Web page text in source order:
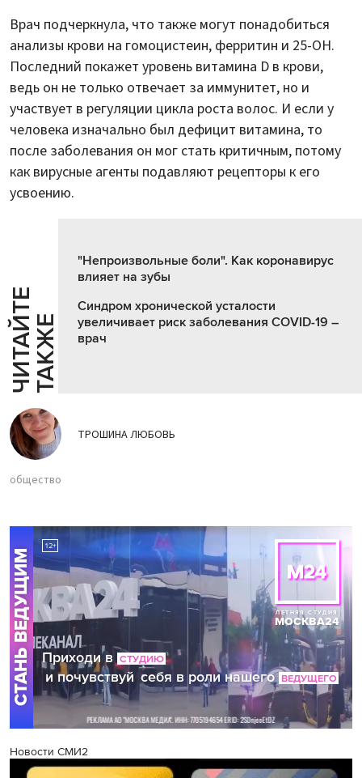
Врач подчеркнула, что также могут понадобиться
анализы крови на гомоцистеин, ферритин и 25-ОН.
Последний покажет уровень витамина D в крови,
ведь он не только отвечает за иммунитет, но и
участвует в регуляции цикла роста волос. И если у
человека изначально был дефицит витамина, то
после заболевания он мог стать критичным, потому
как вирусные агенты подавляют рецепторы к его
усвоению.
Ч
И
Т
АЙ
Т
Е
Т
А
К
ЖЕ
"Непроизвольные боли". Как коронавирус
влияет на зубы
Синдром хронической усталости
увеличивает риск заболевания COVID-19 –
врач
ТРОШИНА ЛЮБОВЬ
общество
Новости СМИ2